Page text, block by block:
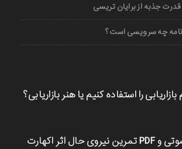
چه سرویسی است؟
را استفاده کنیم یا هنر بازاریابی؟
کتاب صوتی و PDF تمرین نیروی حال اثر اکهارت